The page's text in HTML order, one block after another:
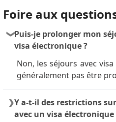
Foire aux
Puis-je prolonger mon
visa électronique ?
Non, les séjours avec
généralement pas être
Y a-t-il des restrictions
avec un visa électronique